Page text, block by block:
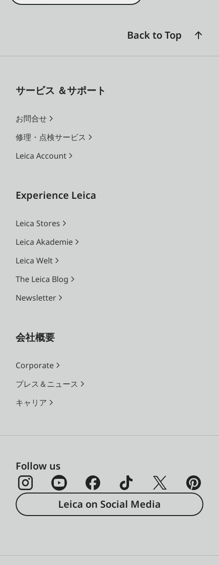
Back to Top
サービス ＆サポート
お問合せ
修理・点検サービス
Leica Account
Experience Leica
Leica Stores
Leica Akademie
Leica Welt
The Leica Blog
Newsletter
会社概要
Corporate
プレス＆ニュース
キャリア
Follow us
Leica on Social Media